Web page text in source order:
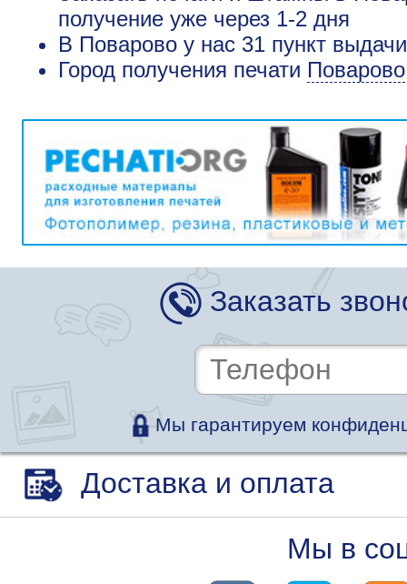
получение уже через 1-2 дня
В Поварово у нас 31 пункт
Город получения печати Поварово
Заказать
Мы гарантируем
Доставка и оплата
Мы в